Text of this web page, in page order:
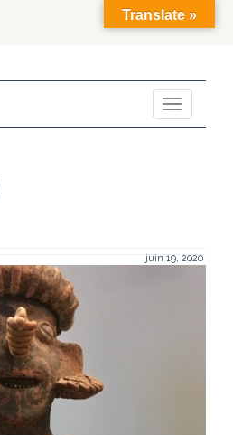
Toggle
navigation
juin 19, 2020
Translate »